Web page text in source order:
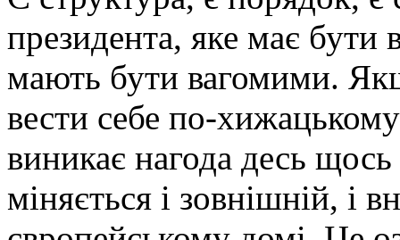
президента, яке має бути
мають бути вагомими.
вести себе по-
виникає нагода десь
міняється і зовнішній, і